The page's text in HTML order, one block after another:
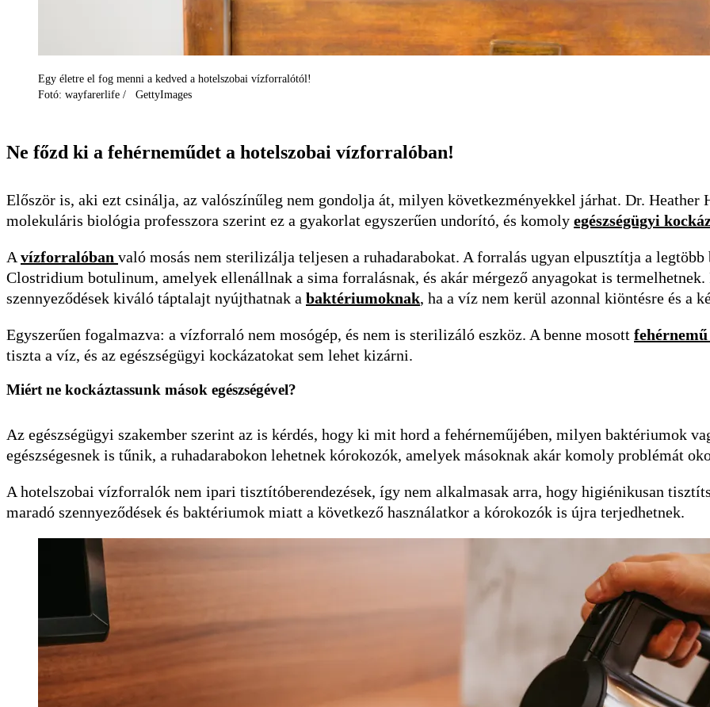
Egy életre el fog menni a kedved a hotelszobai vízforralótól!
Fotó: wayfarerlife / GettyImages
Ne főzd ki a fehérneműdet a hotelszobai vízforralóban!
Először is, aki ezt csinálja, az valószínűleg nem gondolja át, milyen következményekkel járhat. Dr. Heather
molekuláris biológia professzora szerint ez a gyakorlat egyszerűen undorító, és komoly egészségügyi
A vízforralóban való mosás nem sterilizálja teljesen a ruhadarabokat. A forralás ugyan elpusztítja a
Clostridium botulinum, amelyek ellenállnak a sima forralásnak, és akár mérgező anyagokat is
szennyeződések kiváló táptalajt nyújthatnak a baktériumoknak, ha a víz nem kerül azonnal kiöntésre és a
Egyszerűen fogalmazva: a vízforraló nem mosógép, és nem is sterilizáló eszköz. A benne mosott
tiszta a víz, és az egészségügyi kockázatokat sem lehet kizárni.
Miért ne kockáztassunk mások egészségével?
Az egészségügyi szakember szerint az is kérdés, hogy ki mit hord a fehérneműjében, milyen baktériumok
egészségesnek is tűnik, a ruhadarabokon lehetnek kórokozók, amelyek másoknak akár komoly problémát
A hotelszobai vízforralók nem ipari tisztítóberendezések, így nem alkalmasak arra, hogy higiénikusan
maradó szennyeződések és baktériumok miatt a következő használatkor a kórokozók is újra terjedhetnek.